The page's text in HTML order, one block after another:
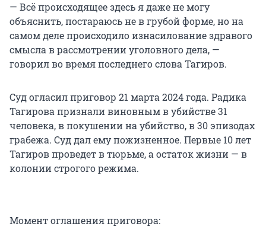
— Всё происходящее здесь я даже не могу
объяснить, постараюсь не в грубой форме, но на
самом деле происходило изнасилование здравого
смысла в рассмотрении уголовного дела, —
говорил во время последнего слова Тагиров.
Суд огласил приговор 21 марта 2024 года. Радика
Тагирова признали виновным в убийстве 31
человека, в покушении на убийство, в 30 эпизодах
грабежа. Суд дал ему пожизненное. Первые 10 лет
Тагиров проведет в тюрьме, а остаток жизни — в
колонии строгого режима.
Момент оглашения приговора: